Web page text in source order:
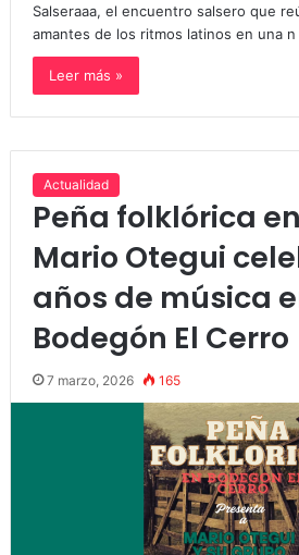
Salseraaa, el encuentro salsero que
amantes de los ritmos latinos en una n
Leer más »
Actualidad
Peña folklórica
Mario Otegui
años de música
Bodegón El Cerro
7 marzo, 2026 165